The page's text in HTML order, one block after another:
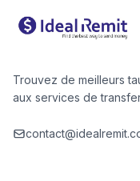
Trouvez de meilleurs
aux services de